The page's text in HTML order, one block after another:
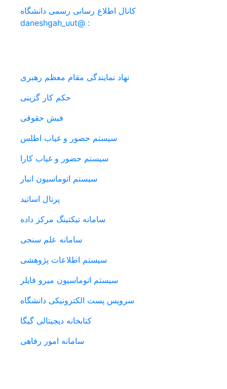
کانال اطلاع رسانی رسمی دانشگاه
: @daneshgah_uut
نهاد نمایندگی مقام معظم رهبری
حکم کار گزینی
فیش حقوقی
سیستم حضور و غیاب اطلس
سیستم حضور و غیاب کارا
سیستم اتوماسیون انبار
پرتال اساتید
سامانه تیکتینگ مرکز داده
سامانه علم سنجی
سیستم اطلاعات پژوهشی
سیستم اتوماسیون میرو فایلر
سرویس پست الکترونیکی دانشگاه
کتابخانه دیجیتالی گیگا
سامانه امور رفاهی